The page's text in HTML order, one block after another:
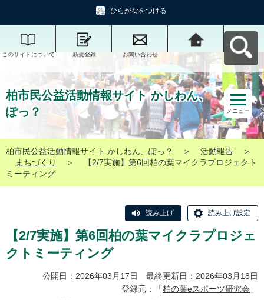
ひらがなをつける
このサイトについて 新規登録 お問い合わせ
柏市民公益活動情報
サイト かしわん、ぽ
っ？へ戻る
柏市民公益活動情報サイト かしわん、
ぽっ？
メニュー
柏市民公益活動情報サイト かしわん、ぽっ？ ＞ 活動報告
＞
まちづくり
＞
【2/7実施】第6回柏の葉マイクラプロジェクト
ミーティング
読み上げ 読み上げ設定
【2/7実施】第6回柏の葉マイクラプロジェ
クトミーティング
公開日：2026年03月17日 最終更新日：2026年03月18日
登録元：「柏の葉eスポーツ研究会 」